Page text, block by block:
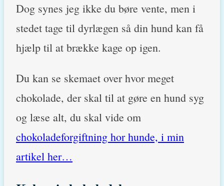
Dog synes jeg ikke du børe vente, men i
stedet tage til dyrlægen så din hund kan få
hjælp til at brække kage op igen.
Du kan se skemaet over hvor meget
chokolade, der skal til at gøre en hund syg
og læse alt, du skal vide om
chokoladeforgiftning hor hunde, i min
artikel her…